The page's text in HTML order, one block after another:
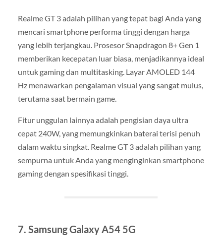
Realme GT 3 adalah pilihan yang tepat bagi Anda yang
mencari smartphone performa tinggi dengan harga
yang lebih terjangkau. Prosesor Snapdragon 8+ Gen 1
memberikan kecepatan luar biasa, menjadikannya ideal
untuk gaming dan multitasking. Layar AMOLED 144
Hz menawarkan pengalaman visual yang sangat mulus,
terutama saat bermain game.
Fitur unggulan lainnya adalah pengisian daya ultra
cepat 240W, yang memungkinkan baterai terisi penuh
dalam waktu singkat. Realme GT 3 adalah pilihan yang
sempurna untuk Anda yang menginginkan smartphone
gaming dengan spesifikasi tinggi.
7. Samsung Galaxy A54 5G